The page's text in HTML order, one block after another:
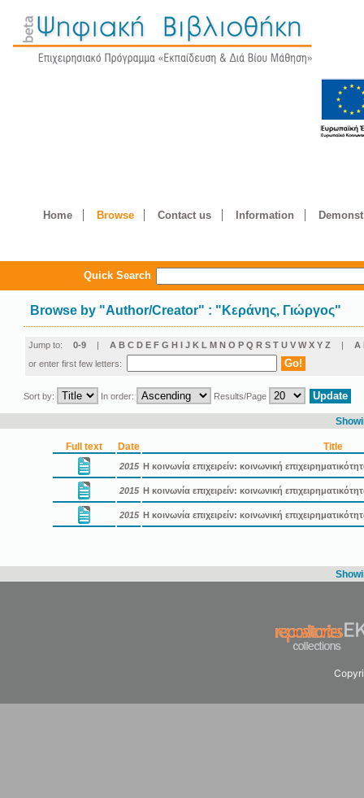
Home Browse Contact us Information
Quick Search
Browse by "Author/Creator" : "Κεράνης, Γιώργος"
Jump to: 0-9 | A B C D E F G H I J K L M N O P Q R S T U V W X Y Z | Α
or enter first few letters:
Sort by: In order: Results/Page
Full text Date Title
2015 Η κοινωνία επιχειρείν: κοινωνική
2015 Η κοινωνία επιχειρείν: κοινωνική
2015 Η κοινωνία επιχειρείν: κοινωνική